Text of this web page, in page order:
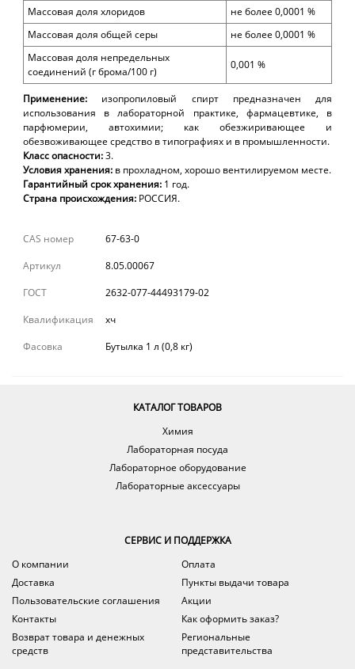
Массовая доля хлоридов
не более 0,0001 %
Массовая доля общей серы
не более 0,0001 %
Массовая доля непредельных
соединений (г брома/100 г)
0,001 %
Применение: изопропиловый спирт предназначен для
использования в лабораторной практике, фармацевтике, в
парфюмерии, автохимии; как обезжиривающее и
обезвоживающее средство в типографиях и в промышленности.
Класс опасности:3.
Условия хранения: в прохладном, хорошо вентилируемом месте.
Гарантийный срок хранения: 1 год.
Страна происхождения: РОССИЯ.
CAS номер
67-63-0
Артикул
8.05.00067
ГОСТ
2632-077-44493179-02
Квалификация
хч
Фасовка
Бутылка 1 л (0,8 кг)
КАТАЛОГ ТОВАРОВ
Химия
Лабораторная посуда
Лабораторное оборудование
Лабораторные аксессуары
СЕРВИС И ПОДДЕРЖКА
О компании
Оплата
Доставка
Пункты выдачи товара
Пользовательские соглашения
Акции
Контакты
Как оформить заказ?
Возврат товара и денежных
средств
Региональные
представительства